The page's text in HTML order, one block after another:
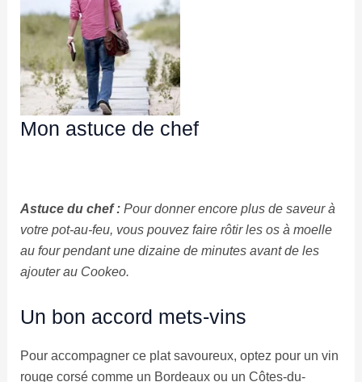
Mon astuce de chef
Astuce du chef :Pour donner encore plus de saveur à
votre pot-au-feu, vous pouvez faire rôtir les os à moelle
au four pendant une dizaine de minutes avant de les
ajouter au Cookeo.
Un bon accord mets-vins
Pour accompagner ce plat savoureux, optez pour un vin
rouge corsé comme un Bordeaux ou un Côtes-du-